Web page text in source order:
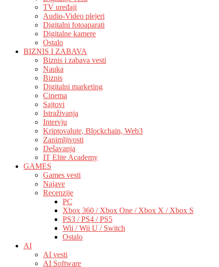
TV uređaji
Audio-Video plejeri
Digitalni fotoaparati
Digitalne kamere
Ostalo
BIZNIS I ZABAVA
Biznis i zabava vesti
Nauka
Biznis
Digitalni marketing
Cinema
Sajtovi
Istraživanja
Intervju
Kriptovalute, Blockchain, Web3
Zanimljivosti
Dešavanja
IT Elite Academy
GAMES
Games vesti
Najave
Recenzije
PC
Xbox 360 / Xbox One / Xbox X / Xbox S
PS3 / PS4 / PS5
Wii / Wii U / Switch
Ostalo
AI
AI vesti
AI Software